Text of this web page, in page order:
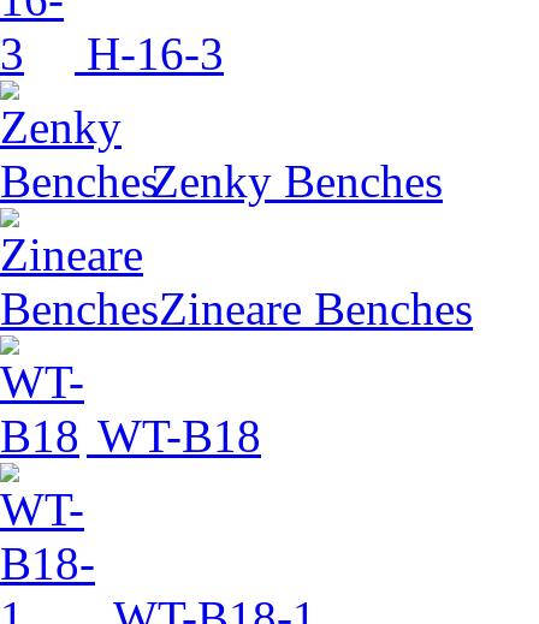
H-16-3
Zenky Benches
Zineare Benches
WT-B18